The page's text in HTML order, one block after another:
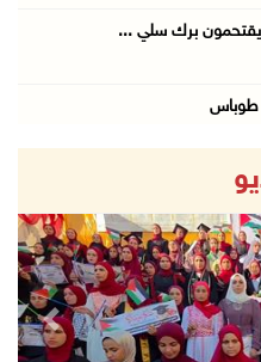
يقتحمون برك سلي ...
طوباس
من مخيم قل ...
حول معدلها ...
اعتقالات ...